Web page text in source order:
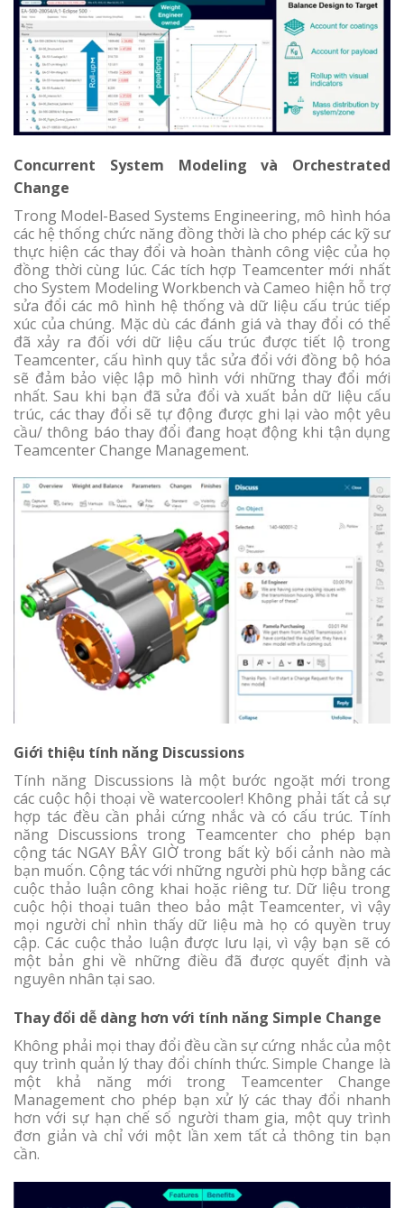
Concurrent System Modeling và Orchestrated
Change
Trong Model-Based Systems Engineering, mô hình hóa
các hệ thống chức năng đồng thời là cho phép các kỹ sư
thực hiện các thay đổi và hoàn thành công việc của họ
đồng thời cùng lúc. Các tích hợp Teamcenter mới nhất
cho System Modeling Workbench và Cameo hiện hỗ trợ
sửa đổi các mô hình hệ thống và dữ liệu cấu trúc tiếp
xúc của chúng. Mặc dù các đánh giá và thay đổi có thể
đã xảy ra đối với dữ liệu cấu trúc được tiết lộ trong
Teamcenter, cấu hình quy tắc sửa đổi với đồng bộ hóa
sẽ đảm bảo việc lập mô hình với những thay đổi mới
nhất. Sau khi bạn đã sửa đổi và xuất bản dữ liệu cấu
trúc, các thay đổi sẽ tự động được ghi lại vào một yêu
cầu/ thông báo thay đổi đang hoạt động khi tận dụng
Teamcenter Change Management.
Giới thiệu tính năng Discussions
Tính năng Discussions là một bước ngoặt mới trong
các cuộc hội thoại về watercooler! Không phải tất cả sự
hợp tác đều cần phải cứng nhắc và có cấu trúc. Tính
năng Discussions trong Teamcenter cho phép bạn
cộng tác NGAY BÂY GIỜ trong bất kỳ bối cảnh nào mà
bạn muốn. Cộng tác với những người phù hợp bằng các
cuộc thảo luận công khai hoặc riêng tư. Dữ liệu trong
cuộc hội thoại tuân theo bảo mật Teamcenter, vì vậy
mọi người chỉ nhìn thấy dữ liệu mà họ có quyền truy
cập. Các cuộc thảo luận được lưu lại, vì vậy bạn sẽ có
một bản ghi về những điều đã được quyết định và
nguyên nhân tại sao.
Thay đổi dễ dàng hơn với tính năng Simple Change
Không phải mọi thay đổi đều cần sự cứng nhắc của một
quy trình quản lý thay đổi chính thức. Simple Change là
một khả năng mới trong Teamcenter Change
Management cho phép bạn xử lý các thay đổi nhanh
hơn với sự hạn chế số người tham gia, một quy trình
đơn giản và chỉ với một lần xem tất cả thông tin bạn
cần.